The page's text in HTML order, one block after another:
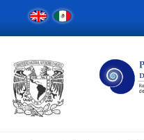
Navegación
principal
Contenido
Barra
lateral